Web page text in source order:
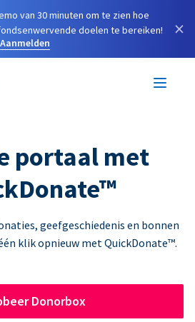
van 30 minuten om te zien hoe
doelen te bereiken!
Aanmelden
×
portaal met
geefgeschiedenis en bonnen
klik opnieuw met QuickDonate™.
Donorbox